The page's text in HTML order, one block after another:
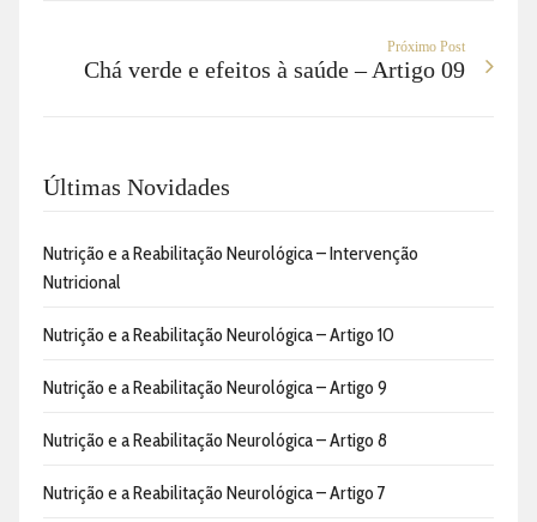
Próximo Post
Chá verde e efeitos à saúde – Artigo 09
Últimas Novidades
Nutrição e a Reabilitação Neurológica – Intervenção
Nutricional
Nutrição e a Reabilitação Neurológica – Artigo 10
Nutrição e a Reabilitação Neurológica – Artigo 9
Nutrição e a Reabilitação Neurológica – Artigo 8
Nutrição e a Reabilitação Neurológica – Artigo 7